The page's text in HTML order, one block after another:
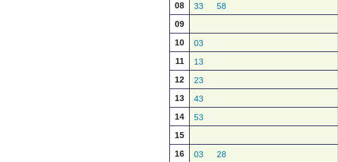
08
33 58
09
10
03
11
13
12
23
13
43
14
53
15
16
03 28